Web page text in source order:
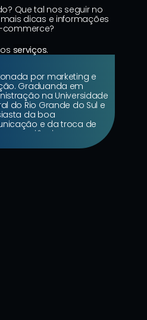
Que tal nos seguir no
dicas e informações
serviços.
por marketing e
Graduanda em
na Universidade
do Rio Grande do Sul e
da boa
e da troca de
e experiências.